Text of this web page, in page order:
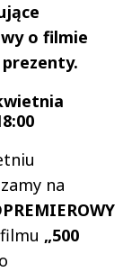
o filmie
na
„500